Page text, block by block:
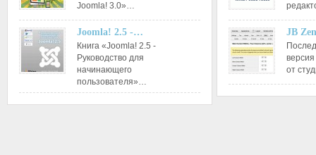
Joomla! 3.0»…
Joomla! 2.5 -…
Книга «Joomla! 2.5 -
Руководство для
начинающего
пользователя»…
JB
от